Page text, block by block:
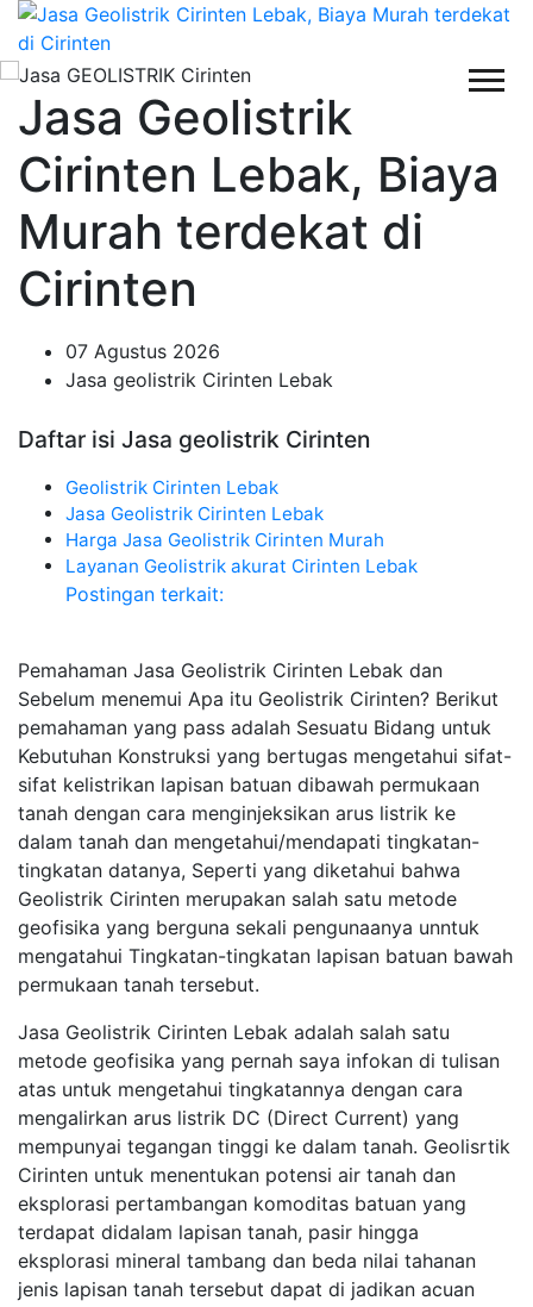
Jasa Geolistrik
Cirinten Lebak, Biaya
Murah terdekat di
Cirinten
07 Agustus 2026
Jasa geolistrik Cirinten Lebak
Daftar isi Jasa geolistrik Cirinten
Geolistrik Cirinten Lebak
Jasa Geolistrik Cirinten Lebak
Harga Jasa Geolistrik Cirinten Murah
Layanan Geolistrik akurat Cirinten Lebak
Postingan terkait:
Pemahaman Jasa Geolistrik Cirinten Lebak dan
Sebelum menemui Apa itu Geolistrik Cirinten? Berikut
pemahaman yang pass adalah Sesuatu Bidang untuk
Kebutuhan Konstruksi yang bertugas mengetahui sifat-
sifat kelistrikan lapisan batuan dibawah permukaan
tanah dengan cara menginjeksikan arus listrik ke
dalam tanah dan mengetahui/mendapati tingkatan-
tingkatan datanya, Seperti yang diketahui bahwa
Geolistrik Cirinten merupakan salah satu metode
geofisika yang berguna sekali pengunaanya unntuk
mengatahui Tingkatan-tingkatan lapisan batuan bawah
permukaan tanah tersebut.
Jasa Geolistrik Cirinten Lebak adalah salah satu
metode geofisika yang pernah saya infokan di tulisan
atas untuk mengetahui tingkatannya dengan cara
mengalirkan arus listrik DC (Direct Current) yang
mempunyai tegangan tinggi ke dalam tanah. Geolisrtik
Cirinten untuk menentukan potensi air tanah dan
eksplorasi pertambangan komoditas batuan yang
terdapat didalam lapisan tanah, pasir hingga
eksplorasi mineral tambang dan beda nilai tahanan
jenis lapisan tanah tersebut dapat di jadikan acuan